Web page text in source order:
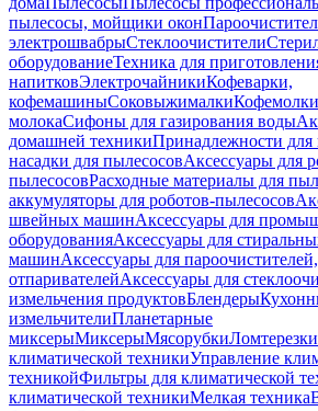
пылесосы, мойщики окон
электрошвабрыСтеклоочистители
оборудованиеТехника для
напитковЭлектрочайникиКофеварки,
кофемашиныСоковыжималкиКофемолки
молокаСифоны для газирования воды
домашней техникиПринадлежности для
насадки для пылесосовАксессуары для
пылесосовРасходные материалы для
аккумуляторы для роботов-пылесосов
швейных машинАксессуары для
оборудованияАксессуары для
машинАксессуары для пароочистителей,
отпаривателейАксессуары для
измельчения продуктовБлендеры
измельчителиПланетарные
миксерыМиксерыМясорубкиЛомтерезки
климатической техникиУправление
техникойФильтры для климатической
климатической техникиМелкая техника